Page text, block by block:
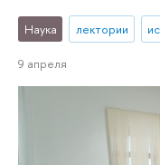
Наука лектории
9 апреля